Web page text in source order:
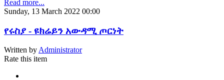
Read more...
Sunday, 13 March 2022 00:00
የሩስያ - ዩክሬይን አውዳሚ ጦርነት
Written byAdministrator
Rate this item